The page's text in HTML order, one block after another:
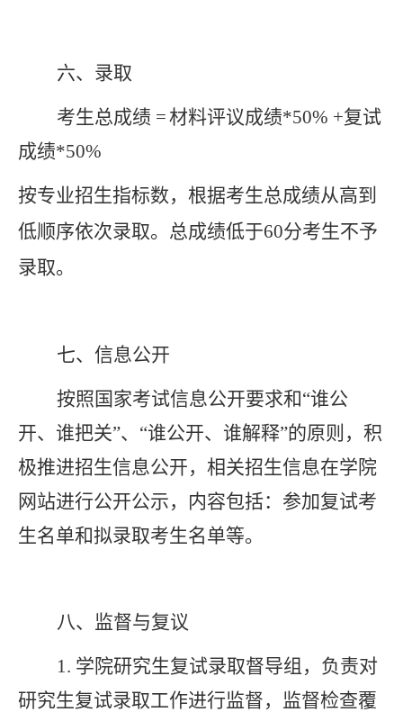
六、 录取
考生总成绩 =材料评议成绩*50% +复试
成绩*50%
按专业招生指标数，根据考生总成绩从高到
低顺序依次录取。总成绩低于60分考生不予
录取。
七、 信息公开
按照国家考试信息公开要求和“谁公
开、谁把关”、“谁公开、谁解释”的原则，积
极推进招生信息公开，相关招生信息在学院
网站进行公开公示，内容包括：参加复试考
生名单和拟录取考生名单等。
八、 监督与复议
1. 学院研究生复试录取督导组，负责对
研究生复试录取工作进行监督，监督检查覆